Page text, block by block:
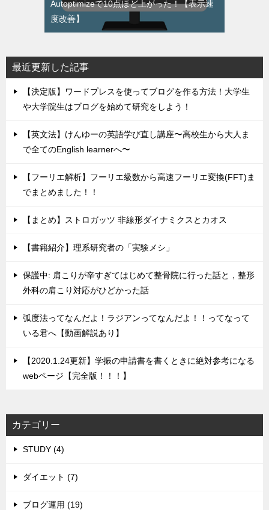
Autoptimizeで10点ほど上がった！【表示速
度改善】
最近更新した記事
【決定版】ワードプレスを使ってブログを作る方法！大学生
や大学院生はブログを始めて研究をしよう！
【英文法】けんゆーの英語学び直し講座〜高校生から大人ま
で全てのEnglish learnerへ〜
【フーリエ解析】フーリエ級数から高速フーリエ変換(FFT)ま
でまとめました！！
【まとめ】ストロガッツ 非線形ダイナミクスとカオス
【書籍紹介】理系研究者の「実験メシ」
保護中: 肩こりが辛すぎてはじめて整骨院に行った話と，整形
外科の肩こり対応がひどかった話
弧度法ってなんだよ！ラジアンってなんだよ！！ってなって
いる君へ【動画解説あり】
【2020.1.24更新】学振の申請書を書くときに絶対参考になる
webページ【完全版！！！】
カテゴリー
STUDY (4)
ダイエット (7)
ブログ運用 (19)